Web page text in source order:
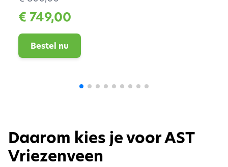
€ 749,00
Bestel nu
Daarom kies je voor AST
Vriezenveen